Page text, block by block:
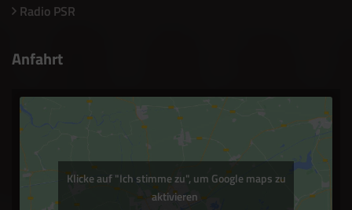
Radio PSR
Anfahrt
Klicke auf "Ich stimme zu", um Google maps zu
aktivieren